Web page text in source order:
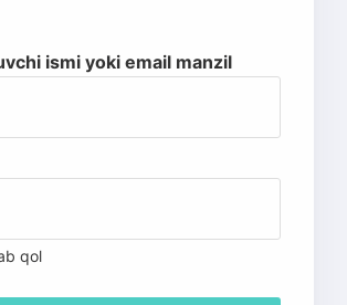
ismi yoki email manzil
qol